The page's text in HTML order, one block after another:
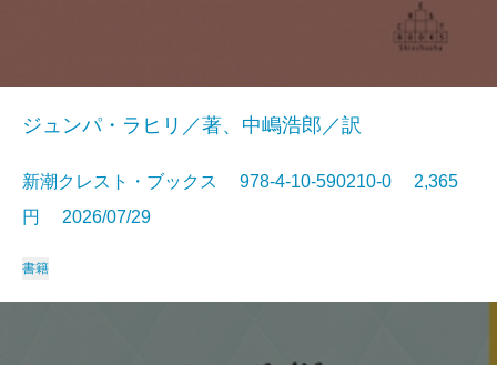
ジュンパ・ラヒリ／著、中嶋浩郎／訳
新潮クレスト・ブックス 978-4-10-590210-0 2,365
円 2026/07/29
書籍